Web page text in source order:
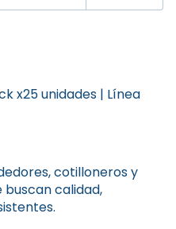
x25 unidades | Línea
cotilloneros y
calidad,